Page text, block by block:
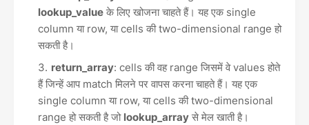
lookup_value के लिए खोजना चाहते हैं। यह एक single
column या row, या cells की two-dimensional range हो
सकती है।
return_array: cells की वह range जिसमें वे values होते
हैं जिन्हें आप match मिलने पर वापस करना चाहते हैं। यह एक
single column या row, या cells की two-dimensional
range हो सकती है जो lookup_array से मेल खाती है।